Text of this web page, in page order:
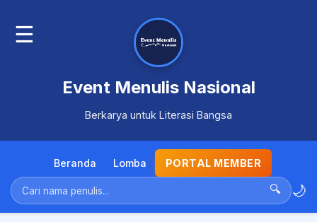
☰
Event Menulis Nasional
Berkarya untuk Literasi Bangsa
Beranda Lomba PORTAL MEMBER
🔍 🌙